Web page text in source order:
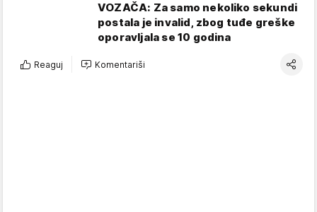
VOZAČA: Za samo nekoliko sekundi
postala je invalid, zbog tuđe greške
oporavljala se 10 godina
Reaguj Komentariši